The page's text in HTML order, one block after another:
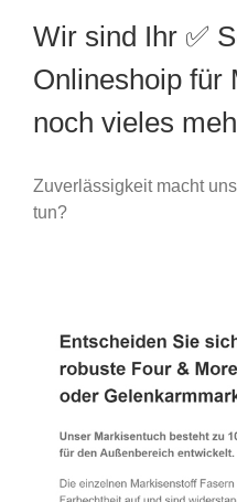
Wir sind Ihr ✅
Onlineshoip für
noch vieles
Zuverlässigkeit macht
tun?